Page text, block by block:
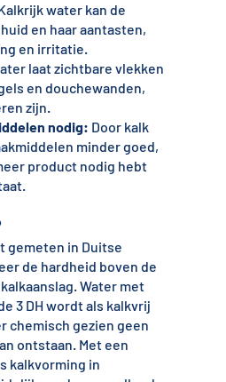
water kan de
en haar aantasten,
en irritatie.
laat zichtbare vlekken
en douchewanden,
zijn.
nodig: Door kalk
minder goed,
product nodig hebt
gemeten in Duitse
de hardheid boven de
Water met
3 DH wordt als kalkvrij
chemisch gezien geen
ontstaan. Met een
kalkvorming in